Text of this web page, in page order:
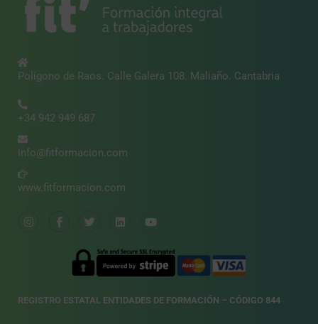
Polígono de Raos. Calle Galera 108. Maliaño. Cantabria
+34 942 949 687
info@fitformacion.com
www.fitformacion.com
REGISTRO ESTATAL ENTIDADES DE FORMACIÓN – CÓDIGO 844